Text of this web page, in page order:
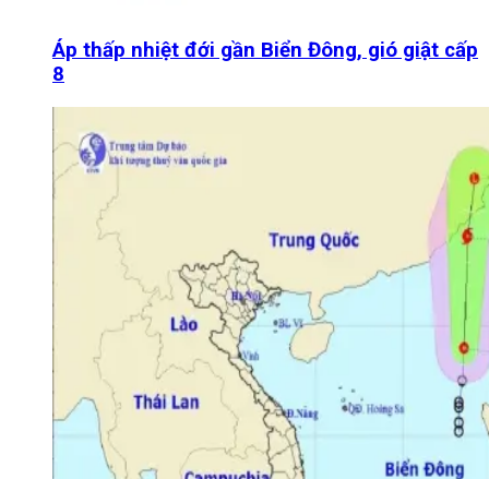
Áp thấp nhiệt đới gần Biển Đông, gió giật cấp
8